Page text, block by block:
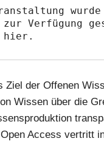
zur Verfügung
hier.
Ziel der Offenen
Wissen über die
Access vertritt